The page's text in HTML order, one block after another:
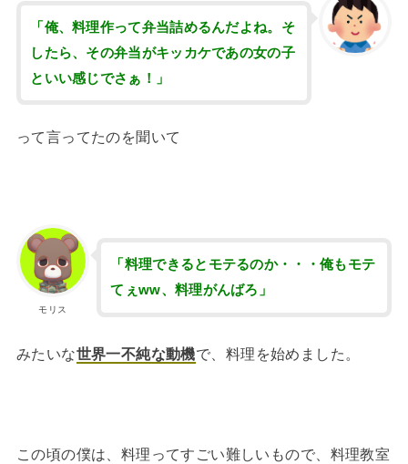
「俺、料理作って弁当詰めるんだよね。そ
したら、その弁当がキッカケであの女の子
といい感じでさぁ！」
って言ってたのを聞いて
モリス
「料理できるとモテるのか・・・俺もモテ
てぇww、料理がんばろ」
みたいな世界一不純な動機で、料理を始めました。
この頃の僕は、料理ってすごい難しいもので、料理教室